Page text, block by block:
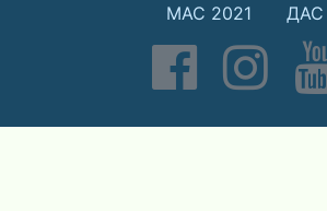
МАС 2021
ДАС